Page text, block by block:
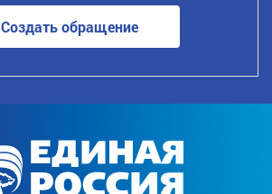
Создать обращение